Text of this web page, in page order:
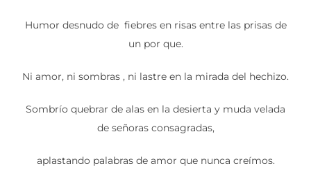
Humor desnudo de fiebres en risas entre las prisas de
un por que.
Ni amor, ni sombras , ni lastre en la mirada del hechizo.
Sombrío quebrar de alas en la desierta y muda velada
de señoras consagradas,
aplastando palabras de amor que nunca creímos.